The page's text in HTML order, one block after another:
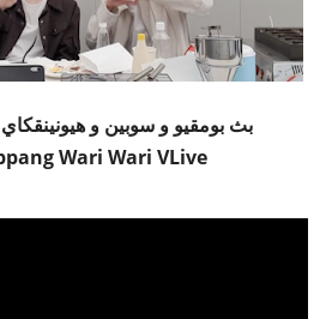
بث بومقيو و سوبين و
Wari Wari VLive